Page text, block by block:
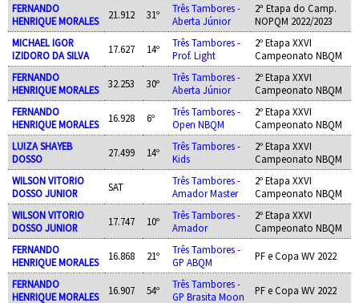
FERNANDO
HENRIQUE MORALES
21.912 31º
Três Tambores -
Aberta Júnior
2ª Etapa do Camp.
NOPQM 2022/2023
MICHAEL IGOR
IZIDORO DA SILVA
17.627 14º
Três Tambores -
Prof. Light
2º Etapa XXVI
Campeonato NBQM
FERNANDO
HENRIQUE MORALES
32.253 30º
Três Tambores -
Aberta Júnior
2º Etapa XXVI
Campeonato NBQM
FERNANDO
HENRIQUE MORALES
16.928 6º
Três Tambores -
Open NBQM
2º Etapa XXVI
Campeonato NBQM
LUIZA SHAYEB
DOSSO
27.499 14º
Três Tambores -
Kids
2º Etapa XXVI
Campeonato NBQM
WILSON VITORIO
DOSSO JUNIOR
SAT
Três Tambores -
Amador Master
2º Etapa XXVI
Campeonato NBQM
WILSON VITORIO
DOSSO JUNIOR
17.747 10º
Três Tambores -
Amador
2º Etapa XXVI
Campeonato NBQM
FERNANDO
HENRIQUE MORALES
16.868 21º
Três Tambores -
GP ABQM
PF e Copa WV 2022
FERNANDO
HENRIQUE MORALES
16.907 54º
Três Tambores -
GP Brasita Moon
PF e Copa WV 2022